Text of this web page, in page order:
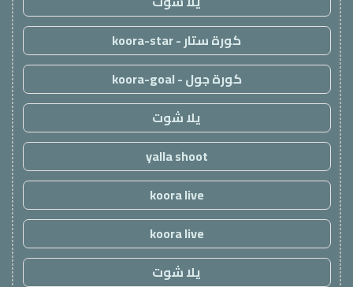
كورة ستار - koora-star
كورة جول - koora-goal
يلا شوت
yalla shoot
koora live
koora live
يلا شوت